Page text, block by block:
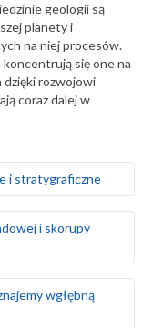
geologii są
planety i
na niej procesów.
się one na
dzięki rozwojowi
coraz dalej w
i stratygraficzne
zarówno na
skał
stratygrafii
i skorupy
wgłębną